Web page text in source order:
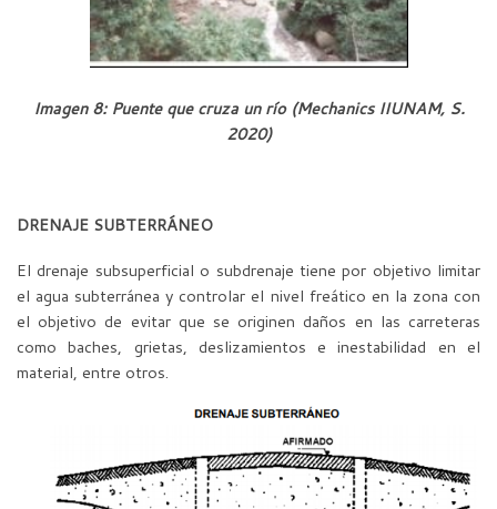
Imagen 8: Puente que cruza un río (Mechanics IIUNAM, S.
2020)
DRENAJE SUBTERRÁNEO
El drenaje subsuperficial o subdrenaje tiene por objetivo limitar
el agua subterránea y controlar el nivel freático en la zona con
el objetivo de evitar que se originen daños en las carreteras
como baches, grietas, deslizamientos e inestabilidad en el
material, entre otros.